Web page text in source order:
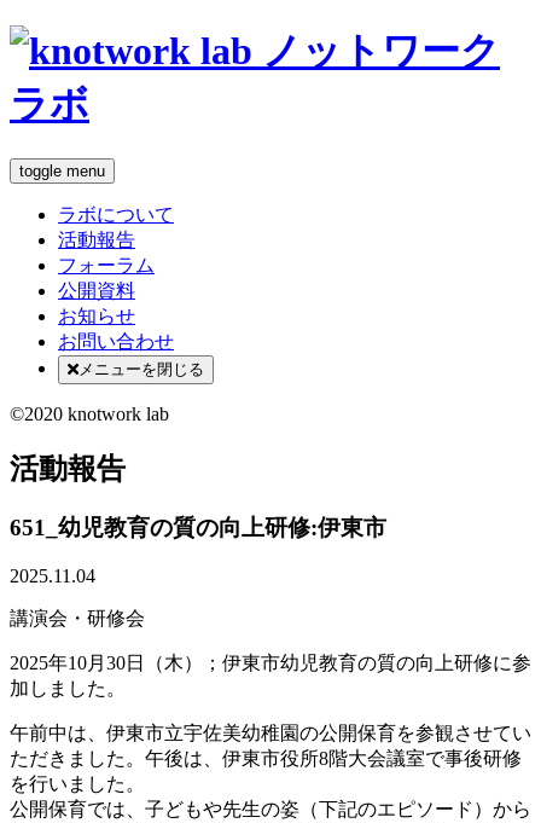
toggle menu
ラボについて
活動報告
フォーラム
公開資料
お知らせ
お問い合わせ
メニューを閉じる
©2020 knotwork lab
活動報告
651_幼児教育の質の向上研修:伊東市
2025.11.04
講演会・研修会
2025年10月30日（木）；伊東市幼児教育の質の向上研修に参
加しました。
午前中は、伊東市立宇佐美幼稚園の公開保育を参観させてい
ただきました。午後は、伊東市役所8階大会議室で事後研修
を行いました。
公開保育では、子どもや先生の姿（下記のエピソード）から